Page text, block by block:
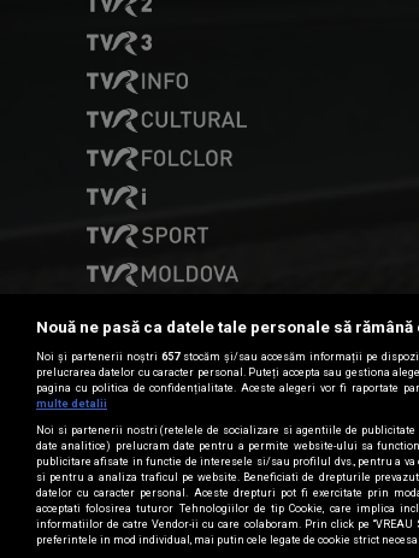
Date de contact
CONTACT TVR
TVR © 2026, Toate drepturile rezervate
Nouă ne pasă ca datele tale personale să
Noi și partenerii noștri 657stocăm și/sau accesăm informații pe
prelucrarea datelor cu caracter personal. Puteți accepta sau gestiona
pagina cu politica de confidențialitate. Aceste alegeri vor fi raportate
multe detalii
Noi si partenerii nostri (retelele de socializare si agentiile de
date analitice) prelucram date pentru a permite website-ului sa
publicitare afisate in functie de interesele si/sau profilul dvs., pentru a
si pentru a analiza traficul pe website. Beneficiati de drepturile
datelor cu caracter personal. Aceste drepturi pot fi exercitate prin
acceptati folosirea tuturor Tehnologiilor de tip Cookie, care implica
informatiilor de catre Vendor-ii cu care colaboram. Prin click pe “VREAU
preferintele in mod individual, mai putin cele legate de cookie strict